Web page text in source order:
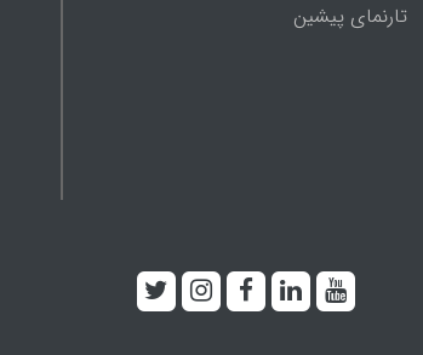
تارنماى پيشين